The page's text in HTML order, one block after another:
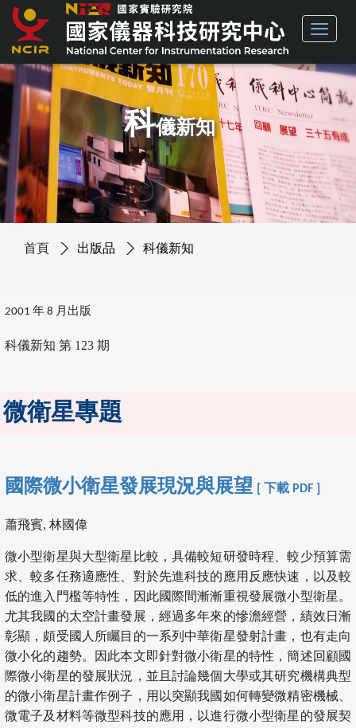
科儀新知
首頁 出版品 科儀新知
2001 年 8 月出版
科儀新知 第 123 期
微衛星專題
國際微小衛星發展現況與展望 [ 下載 PDF ]
蕭飛賓, 林國偉
微小型衛星與大型衛星比較，具備較短研發時程、較少預算需
求、較多任務適應性、對於先進科技的應用反應快速，以及較
低的進入門檻等特性，因此國際間漸漸重視發展微小型衛星。
尤其我國的太空計畫發展，經過多年來的慘澹經營，績效日漸
彰顯，頗受國人所矚目的一系列中華衛星發射計畫，也有走向
微小化的趨勢。因此本文即針對微小衛星的特性，簡述回顧國
際微小衛星的發展狀況，並且討論幾個大學或其研究機構典型
的微小衛星計畫作例子，用以突顯我國如何轉變微精密機械、
微電子及材料等微型科技的應用，以進行微小型衛星的發展契